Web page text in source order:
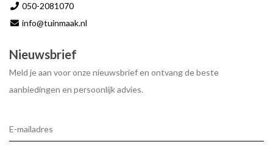
050-2081070
info@tuinmaak.nl
Nieuwsbrief
Meld je aan voor onze nieuwsbrief en ontvang de beste
aanbiedingen en persoonlijk advies.
E-mailadres